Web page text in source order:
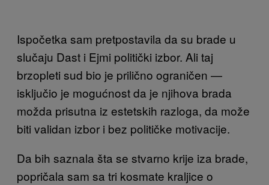
Ispočetka sam pretpostavila da su brade u
slučaju Dast i Ejmi politički izbor. Ali taj
brzopleti sud bio je prilično ograničen —
isključio je mogućnost da je njihova brada
možda prisutna iz estetskih razloga, da može
biti validan izbor i bez političke motivacije.
Da bih saznala šta se stvarno krije iza brade,
popričala sam sa tri kosmate kraljice o